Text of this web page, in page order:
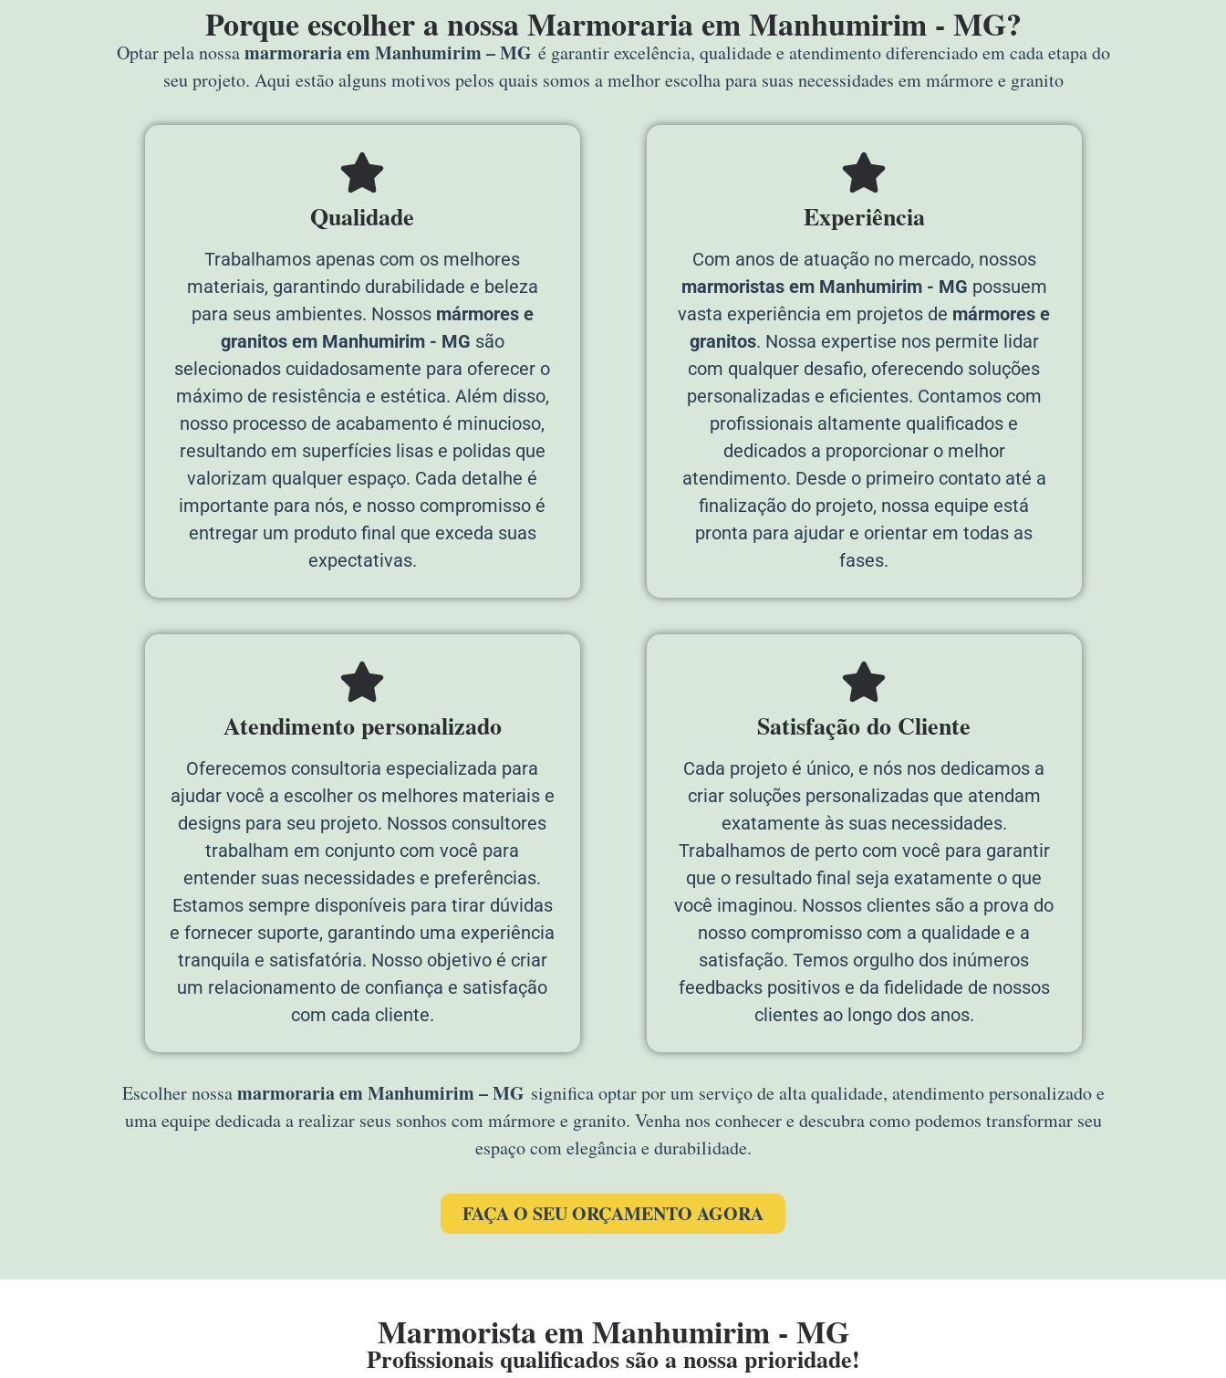
Porque escolher a nossa Marmoraria em Manhumirim - MG?
Optar pela nossamarmoraria em Manhumirim – MG é garantir excelência, qualidade e atendimento diferenciado em cada etapa do
seu projeto. Aqui estão alguns motivos pelos quais somos a melhor escolha para suas necessidades em mármore e granito
Qualidade
Trabalhamos apenas com os melhores
materiais, garantindo durabilidade e beleza
para seus ambientes. Nossos mármores e
granitos em Manhumirim - MG são
selecionados cuidadosamente para oferecer o
máximo de resistência e estética. Além disso,
nosso processo de acabamento é minucioso,
resultando em superfícies lisas e polidas que
valorizam qualquer espaço. Cada detalhe é
importante para nós, e nosso compromisso é
entregar um produto final que exceda suas
expectativas.
Experiência
Com anos de atuação no mercado, nossos
marmoristas em Manhumirim - MG possuem
vasta experiência em projetos de mármores e
granitos. Nossa expertise nos permite lidar
com qualquer desafio, oferecendo soluções
personalizadas e eficientes. Contamos com
profissionais altamente qualificados e
dedicados a proporcionar o melhor
atendimento. Desde o primeiro contato até a
finalização do projeto, nossa equipe está
pronta para ajudar e orientar em todas as
fases.
Atendimento personalizado
Oferecemos consultoria especializada para
ajudar você a escolher os melhores materiais e
designs para seu projeto. Nossos consultores
trabalham em conjunto com você para
entender suas necessidades e preferências.
Estamos sempre disponíveis para tirar dúvidas
e fornecer suporte, garantindo uma experiência
tranquila e satisfatória. Nosso objetivo é criar
um relacionamento de confiança e satisfação
com cada cliente.
Satisfação do Cliente
Cada projeto é único, e nós nos dedicamos a
criar soluções personalizadas que atendam
exatamente às suas necessidades.
Trabalhamos de perto com você para garantir
que o resultado final seja exatamente o que
você imaginou. Nossos clientes são a prova do
nosso compromisso com a qualidade e a
satisfação. Temos orgulho dos inúmeros
feedbacks positivos e da fidelidade de nossos
clientes ao longo dos anos.
Escolher nossamarmoraria em Manhumirim – MG significa optar por um serviço de alta qualidade, atendimento personalizado e
uma equipe dedicada a realizar seus sonhos com mármore e granito. Venha nos conhecer e descubra como podemos transformar seu
espaço com elegância e durabilidade.
FAÇA O SEU ORÇAMENTO AGORA
Marmorista em Manhumirim - MG
Profissionais qualificados são a nossa prioridade!